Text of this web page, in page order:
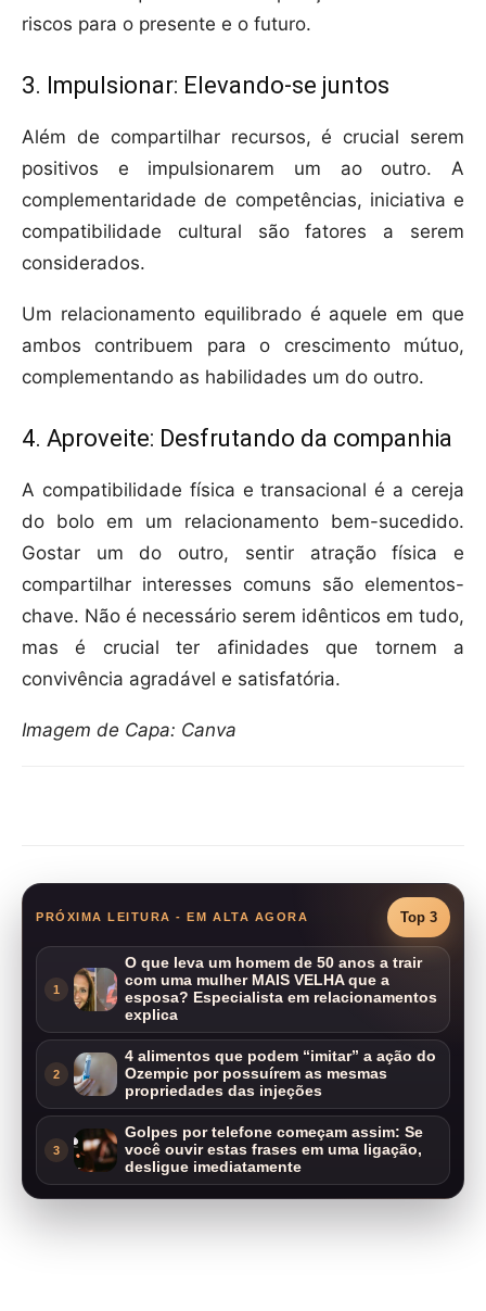
riscos para o presente e o futuro.
3. Impulsionar: Elevando-se juntos
Além de compartilhar recursos, é crucial serem
positivos e impulsionarem um ao outro. A
complementaridade de competências, iniciativa e
compatibilidade cultural são fatores a serem
considerados.
Um relacionamento equilibrado é aquele em que
ambos contribuem para o crescimento mútuo,
complementando as habilidades um do outro.
4. Aproveite: Desfrutando da companhia
A compatibilidade física e transacional é a cereja
do bolo em um relacionamento bem-sucedido.
Gostar um do outro, sentir atração física e
compartilhar interesses comuns são elementos-
chave. Não é necessário serem idênticos em tudo,
mas é crucial ter afinidades que tornem a
convivência agradável e satisfatória.
Imagem de Capa: Canva
PRÓXIMA LEITURA - EM ALTA AGORA Top 3
1
O que leva um homem de 50 anos a trair
com uma mulher MAIS VELHA que a
esposa? Especialista em relacionamentos
explica
2
4 alimentos que podem “imitar” a ação do
Ozempic por possuírem as mesmas
propriedades das injeções
3
Golpes por telefone começam assim: Se
você ouvir estas frases em uma ligação,
desligue imediatamente